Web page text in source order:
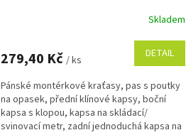
Skladem
279,40 Kč / ks DETAIL
Pánské montérkové kraťasy, pas s poutky
na opasek, přední klínové kapsy, boční
kapsa s klopou, kapsa na skládací/
svinovací metr, zadní jednoduchá kapsa na